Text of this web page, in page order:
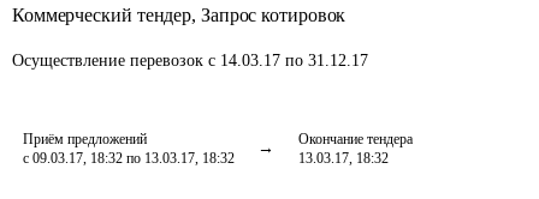
Коммерческий тендер, Запрос котировок
Осуществление перевозок с 14.03.17 по 31.12.17
Приём предложений
с 09.03.17, 18:32 по 13.03.17, 18:32
Окончание тендера
13.03.17, 18:32